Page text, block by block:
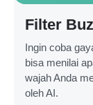
Filter
Ingin coba
bisa menilai
wajah Anda
oleh AI.